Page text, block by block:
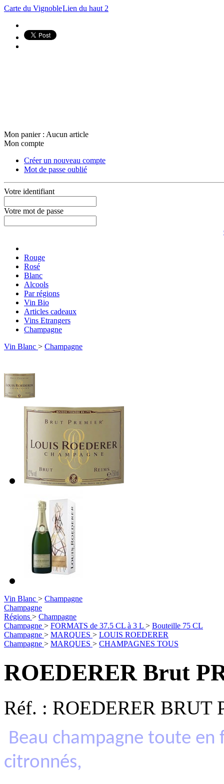
Carte du VignobleLien du haut 2
Mon panier : Aucun article
Mon compte
Créer un nouveau compte
Mot de passe oublié
Votre identifiant
Votre mot de passe
Rouge
Rosé
Blanc
Alcools
Par régions
Vin Bio
Articles cadeaux
Vins Etrangers
Champagne
Vin Blanc > Champagne
Vin Blanc > Champagne
Champagne
Régions > Champagne
Champagne > FORMATS de 37.5 CL à 3 L > Bouteille 75 CL
Champagne > MARQUES > LOUIS ROEDERER
Champagne > MARQUES > CHAMPAGNES TOUS
ROEDERER Brut
Réf. : ROEDERER BRUT
Beau champagne toute en
citronnés,